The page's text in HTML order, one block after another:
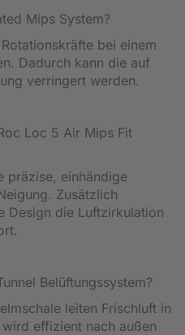
Mips System?
bei einem
Dadurch kann die auf
verringert werden.
Loc 5 Air Mips Fit
präzise, einhändige
Zusätzlich
Design die Luftzirkulation
Belüftungssystem?
leiten Frischluft in
effizient nach außen